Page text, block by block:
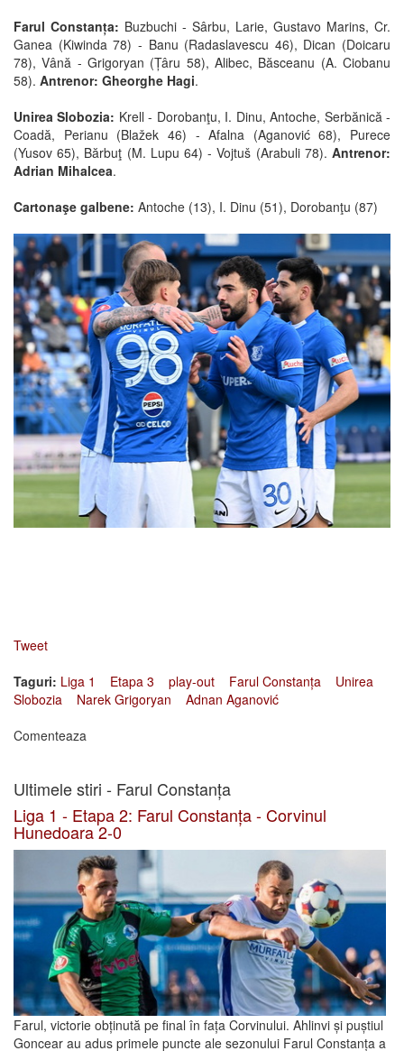
Farul Constanța: Buzbuchi - Sârbu, Larie, Gustavo Marins, Cr.
Ganea (Kiwinda 78) - Banu (Radaslavescu 46), Dican (Doicaru
78), Vână - Grigoryan (Țâru 58), Alibec, Băsceanu (A. Ciobanu
58). Antrenor: Gheorghe Hagi.
Unirea Slobozia: Krell - Dorobanţu, I. Dinu, Antoche, Serbănică -
Coadă, Perianu (Blažek 46) - Afalna (Aganović 68), Purece
(Yusov 65), Bărbuţ (M. Lupu 64) - Vojtuš (Arabuli 78). Antrenor:
Adrian Mihalcea.
Cartonaşe galbene: Antoche (13), I. Dinu (51), Dorobanţu (87)
Tweet
Taguri: Liga 1 Etapa 3 play-out Farul Constanța
Unirea
Slobozia
Narek Grigoryan
Adnan Aganović
Comenteaza
Ultimele stiri - Farul Constanța
Liga 1 - Etapa 2: Farul Constanța - Corvinul
Hunedoara 2-0
Farul, victorie obținută pe final în fața Corvinului. Ahlinvi și puștiul
Goncear au adus primele puncte ale sezonului Farul Constanța a